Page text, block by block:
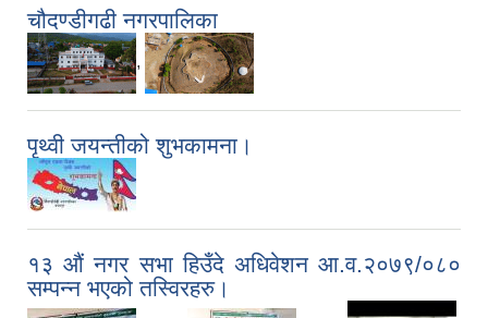
चौदण्डीगढी नगरपालिका
,
पृथ्वी जयन्तीको शुभकामना।
१३ औं नगर सभा हिउँदे अधिवेशन आ.व.२०७९/०८०
सम्पन्न भएको तस्विरहरु।